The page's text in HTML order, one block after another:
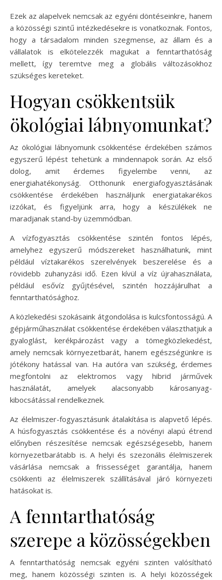
Ezek az alapelvek nemcsak az egyéni döntéseinkre, hanem
a közösségi szintű intézkedésekre is vonatkoznak. Fontos,
hogy a társadalom minden szegmense, az állam és a
vállalatok is elkötelezzék magukat a fenntarthatóság
mellett, így teremtve meg a globális változásokhoz
szükséges kereteket.
Hogyan csökkentsük
ökológiai lábnyomunkat?
Az ökológiai lábnyomunk csökkentése érdekében számos
egyszerű lépést tehetünk a mindennapok során. Az első
dolog, amit érdemes figyelembe venni, az
energiahatékonyság. Otthonunk energiafogyasztásának
csökkentése érdekében használjunk energiatakarékos
izzókat, és figyeljünk arra, hogy a készülékek ne
maradjanak stand-by üzemmódban.
A vízfogyasztás csökkentése szintén fontos lépés,
amelyhez egyszerű módszereket használhatunk, mint
például víztakarékos szerelvények beszerelése és a
rövidebb zuhanyzási idő. Ezen kívül a víz újrahasználata,
például esővíz gyűjtésével, szintén hozzájárulhat a
fenntarthatósághoz.
A közlekedési szokásaink átgondolása is kulcsfontosságú. A
gépjárműhasználat csökkentése érdekében választhatjuk a
gyaloglást, kerékpározást vagy a tömegközlekedést,
amely nemcsak környezetbarát, hanem egészségünkre is
jótékony hatással van. Ha autóra van szükség, érdemes
megfontolni az elektromos vagy hibrid járművek
használatát, amelyek alacsonyabb károsanyag-
kibocsátással rendelkeznek.
Az élelmiszer-fogyasztásunk átalakítása is alapvető lépés.
A húsfogyasztás csökkentése és a növényi alapú étrend
előnyben részesítése nemcsak egészségesebb, hanem
környezetbarátabb is. A helyi és szezonális élelmiszerek
vásárlása nemcsak a frissességet garantálja, hanem
csökkenti az élelmiszerek szállításával járó környezeti
hatásokat is.
A fenntarthatóság
szerepe a közösségekben
A fenntarthatóság nemcsak egyéni szinten valósítható
meg, hanem közösségi szinten is. A helyi közösségek